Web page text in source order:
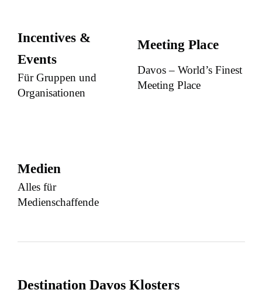
Incentives &
Events
Für Gruppen und
Organisationen
Meeting Place
Davos – World’s Finest
Meeting Place
Medien
Alles für
Medienschaffende
Destination Davos Klosters